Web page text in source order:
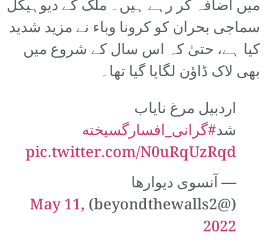
میں اضافہ کر رہے ہیں۔ ملک کے دیوہیکل
سماجی بحران کو کرونا وباء نے مزید شدید
کیا ہے، حتیٰ کہ اس سال کے شروع میں
بھی لاک ڈاؤن لگایا گیا تھا۔
اردبیل مرغ نایاب
شد#گرانی_افسارگسیخته
pic.twitter.com/N0uRqUzRqd
— آنسوی دیوارها
(@beyondthewalls2)
May 11,
2022